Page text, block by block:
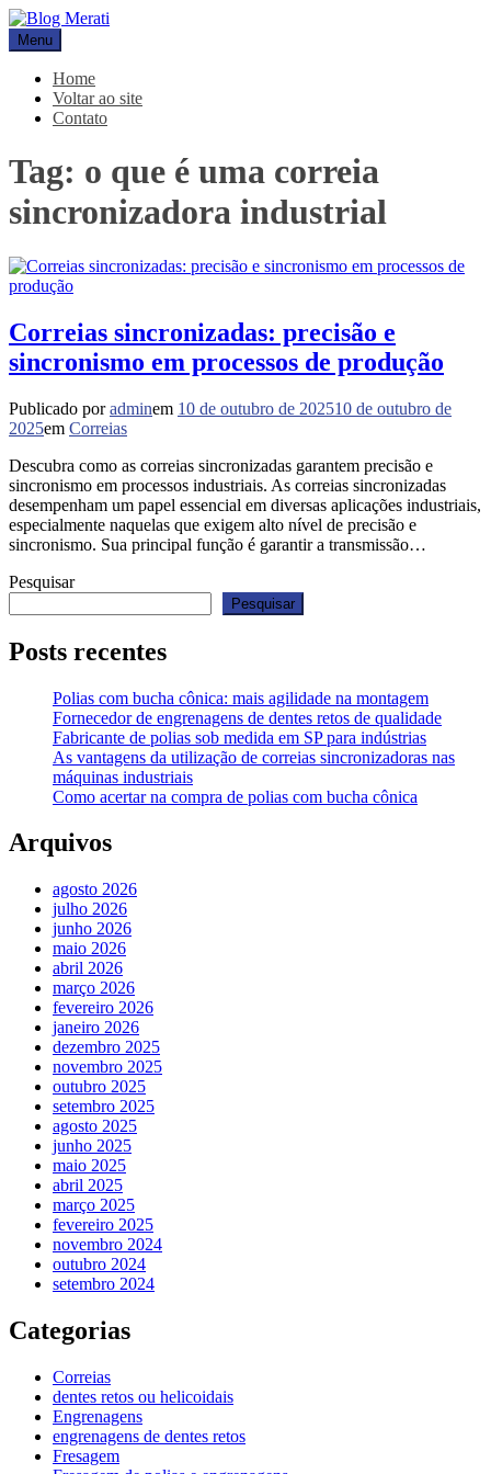
Pular
para
o
conteúdo
Blog Merati
Líder na fabricação de peças para Indústrias
Menu
Home
Voltar ao site
Contato
Tag: o que é uma correia
sincronizadora industrial
Correias sincronizadas: precisão e
sincronismo em processos de produção
Publicado poradminem 10 de outubro de 202510 de outubro de
2025em Correias
Descubra como as correias sincronizadas garantem precisão e
sincronismo em processos industriais. As correias sincronizadas
desempenham um papel essencial em diversas aplicações industriais,
especialmente naquelas que exigem alto nível de precisão e
sincronismo. Sua principal função é garantir a transmissão…
Pesquisar
Pesquisar
Posts recentes
Polias com bucha cônica: mais agilidade na montagem
Fornecedor de engrenagens de dentes retos de qualidade
Fabricante de polias sob medida em SP para indústrias
As vantagens da utilização de correias sincronizadoras nas
máquinas industriais
Como acertar na compra de polias com bucha cônica
Arquivos
agosto 2026
julho 2026
junho 2026
maio 2026
abril 2026
março 2026
fevereiro 2026
janeiro 2026
dezembro 2025
novembro 2025
outubro 2025
setembro 2025
agosto 2025
junho 2025
maio 2025
abril 2025
março 2025
fevereiro 2025
novembro 2024
outubro 2024
setembro 2024
Categorias
Correias
dentes retos ou helicoidais
Engrenagens
engrenagens de dentes retos
Fresagem